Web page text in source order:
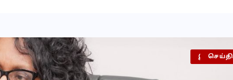
இலங்கை
செய்தி